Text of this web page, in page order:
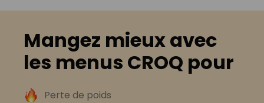
Mangez mieux avec
les menus CROQ pour
Perte de poids